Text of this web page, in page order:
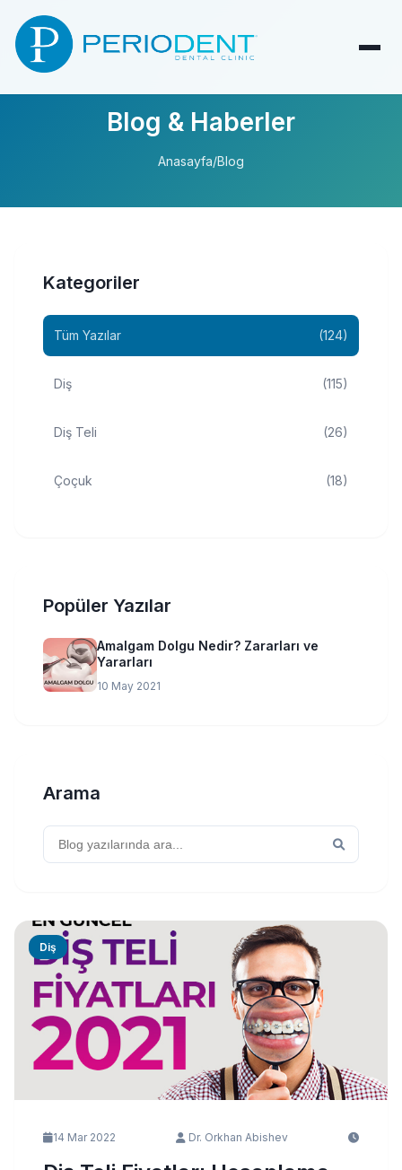
Blog & Haberler
Anasayfa/Blog
Kategoriler
Tüm Yazılar (124)
Diş (115)
Diş Teli (26)
Çoçuk (18)
Popüler Yazılar
Amalgam Dolgu Nedir? Zararları ve
Yararları
10 May 2021
Arama
Diş
14 Mar 2022 Dr. Orkhan Abishev